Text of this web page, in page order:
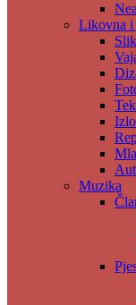
Likovna i
Muzika